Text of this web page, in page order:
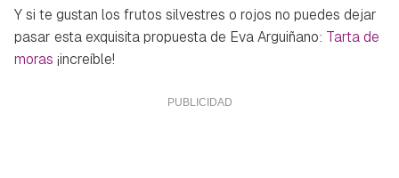
Y si te gustan los frutos silvestres o rojos no puedes dejar
pasar esta exquisita propuesta de Eva Arguiñano: Tarta de
moras ¡increíble!